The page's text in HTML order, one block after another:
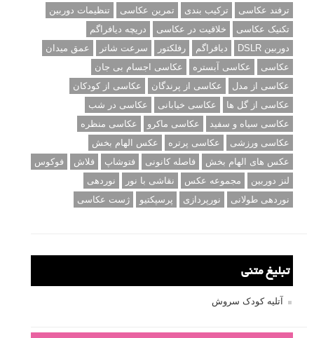
ترفند عکاسی
ترکیب بندی تمرین عکاسی
تنظیمات دوربین
تکنیک عکاسی
خلاقیت در عکاسی
دریچه دیافراگم
دوربین DSLR
دیافراگم رفلکتور سرعت شاتر
عمق میدان
عکاسی
عکاسی آبستره
عکاسی اجسام بی جان
عکاسی از مدل
عکاسی از پرندگان
عکاسی از کودکان
عکاسی از گل ها
عکاسی خیابانی
عکاسی در شب
عکاسی سیاه و سفید
عکاسی ماکرو
عکاسی منظره
عکاسی ورزشی
عکاسی پرتره
عکس الهام بخش
عکس های الهام بخش
فاصله کانونی فتوشاپ فلاش
فوکوس
لنز دوربین
مجموعه عکس نقاشی با نور
نوردهی
نوردهی طولانی
نورپردازی پرسپکتیو ژست عکاسی
تبلیغ متنی
آتلیه کودک سروش